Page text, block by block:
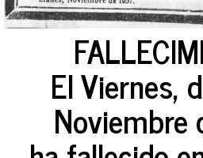
El Viernes,
Noviembre